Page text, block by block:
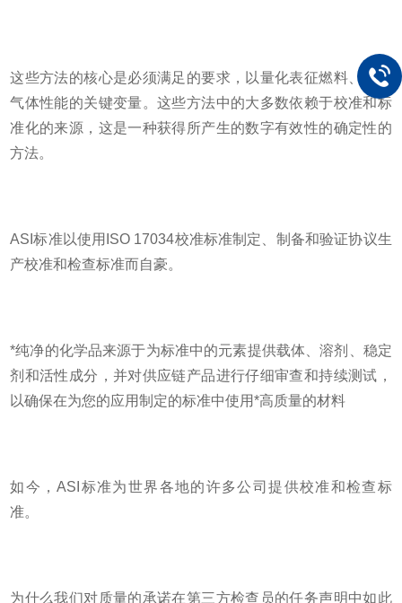
这些方法的核心是必须满足的要求，以量化表征燃料、油和
气体性能的关键变量。这些方法中的大多数依赖于校准和标
准化的来源，这是一种获得所产生的数字有效性的确定性的
方法。
ASI标准以使用ISO 17034校准标准制定、制备和验证协议生
产校准和检查标准而自豪。
*纯净的化学品来源于为标准中的元素提供载体、溶剂、稳定
剂和活性成分，并对供应链产品进行仔细审查和持续测试，
以确保在为您的应用制定的标准中使用*高质量的材料
如今，ASI标准为世界各地的许多公司提供校准和检查标
准。
为什么我们对质量的承诺在第三方检查员的任务声明中如此